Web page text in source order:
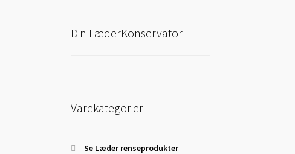
Din LæderKonservator
Varekategorier
Se Læder renseprodukter